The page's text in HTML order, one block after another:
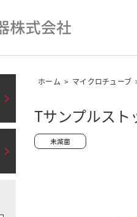
ホーム > マイクロチューブ
Tサンプルス